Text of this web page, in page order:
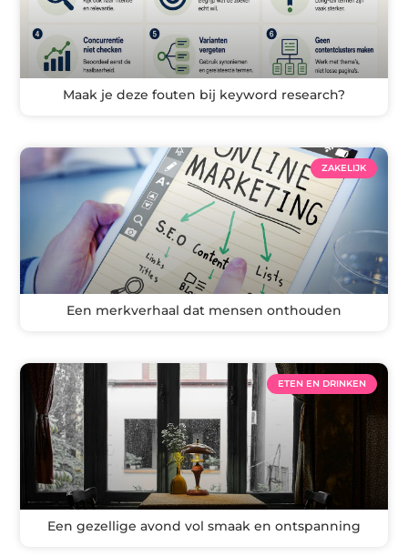
Maak je deze fouten bij keyword research?
ZAKELIJK
Een merkverhaal dat mensen onthouden
ETEN EN DRINKEN
Een gezellige avond vol smaak en ontspanning